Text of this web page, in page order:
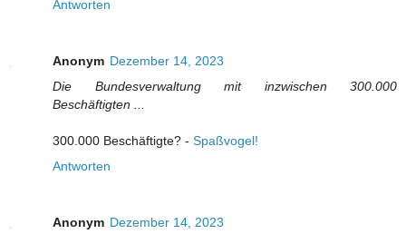
Antworten
Anonym Dezember 14, 2023
Die Bundesverwaltung mit inzwischen 300.000
Beschäftigten ...
300.000 Beschäftigte? - Spaßvogel!
Antworten
Anonym Dezember 14, 2023